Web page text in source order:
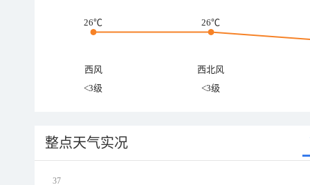
26℃ 26℃
西风
西北风
<3级
<3级
整点天气实况
37